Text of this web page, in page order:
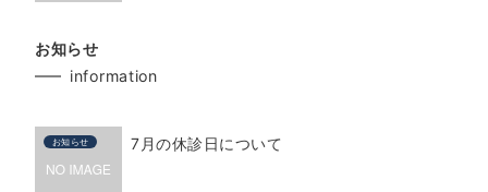
お知らせ
information
お知らせ 7月の休診日について